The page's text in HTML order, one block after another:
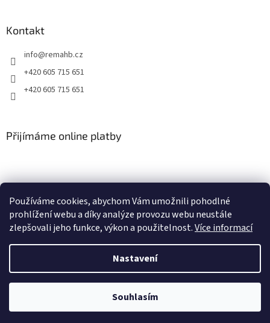
Používáme cookies, abychom Vám umožnili pohodlné
prohlížení webu a díky analýze provozu webu neustále
zlepšovali jeho funkce, výkon a použitelnost.Více informací
Nastavení
Souhlasím
Kontakt
info@remahb.cz
+420 605 715 651
+420 605 715 651
Přijímáme online platby
Vytvořil Shoptet
RemaHB. Všechna práva vyhrazena.